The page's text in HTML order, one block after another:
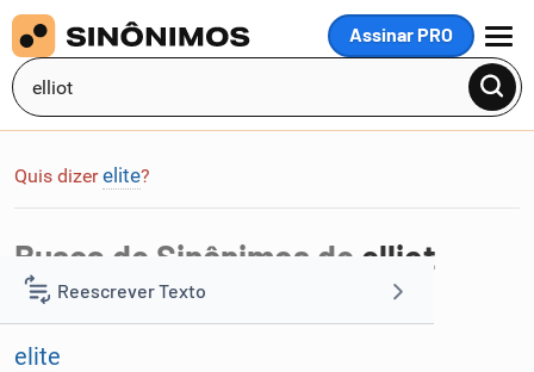
Assinar PRO
MENU
Reescrever Texto
Resumir Texto
Quis dizer elite?
Busca de Sinônimos de elliot
Foi encontrada 1 palavra na busca por
elite